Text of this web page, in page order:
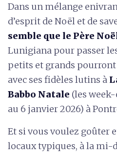
Dans un mélange
d’esprit de Noël et de
semble que le Père
Lunigiana pour passer
petits et grands
avec ses fidèles lutins à
Babbo Natale (les
au 6 janvier 2026) à
Et si vous voulez goûter
locaux typiques, à la mi-